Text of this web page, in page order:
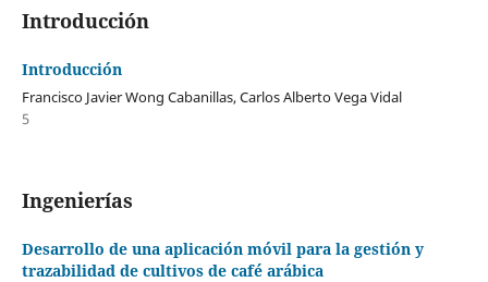
Introducción
Introducción
Francisco Javier Wong Cabanillas, Carlos Alberto Vega Vidal
5
Ingenierías
Desarrollo de una aplicación móvil para la gestión y
trazabilidad de cultivos de café arábica